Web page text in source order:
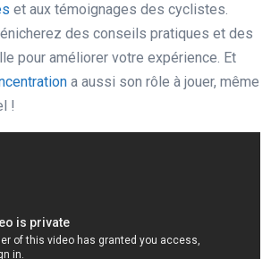
et aux témoignages des cyclistes.
des conseils pratiques et des
pour améliorer votre expérience. Et
a aussi son rôle à jouer, même
!